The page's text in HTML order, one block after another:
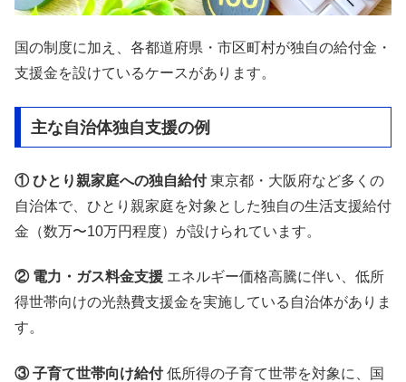
国の制度に加え、各都道府県・市区町村が独自の給付金・
支援金を設けているケースがあります。
主な自治体独自支援の例
① ひとり親家庭への独自給付東京都・大阪府など多くの
自治体で、ひとり親家庭を対象とした独自の生活支援給付
金（数万〜10万円程度）が設けられています。
② 電力・ガス料金支援 エネルギー価格高騰に伴い、低所
得世帯向けの光熱費支援金を実施している自治体がありま
す。
③ 子育て世帯向け給付低所得の子育て世帯を対象に、国